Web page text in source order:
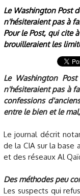
Le Washington Post
n'hésiteraient pas à
Pour le Post, qui cite
brouilleraient les
Le Washington
n'hésiteraient pas à
confessions
entre le bien et le
Le journal décrit
de la CIA sur la base
et des réseaux Al
Des méthodes peu
Les suspects qui